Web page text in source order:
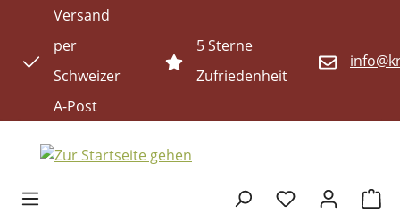
Zum Hauptinhalt springen
Versand
per
Schweizer
A-Post
5 Sterne
Zufriedenheit